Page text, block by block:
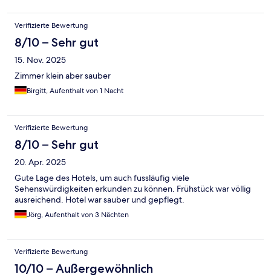
Verifizierte Bewertung
8/10 – Sehr gut
15. Nov. 2025
Zimmer klein aber sauber
Birgitt, Aufenthalt von 1 Nacht
Verifizierte Bewertung
8/10 – Sehr gut
20. Apr. 2025
Gute Lage des Hotels, um auch fussläufig viele
Sehenswürdigkeiten erkunden zu können. Frühstück war völlig
ausreichend. Hotel war sauber und gepflegt.
Jörg, Aufenthalt von 3 Nächten
Verifizierte Bewertung
10/10 – Außergewöhnlich